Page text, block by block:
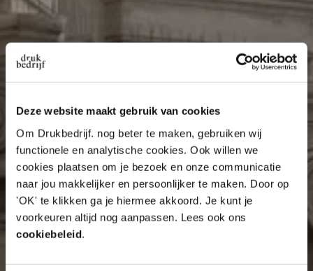
Deze website maakt gebruik van cookies
Om Drukbedrijf. nog beter te maken, gebruiken wij
functionele en analytische cookies. Ook willen we
cookies plaatsen om je bezoek en onze communicatie
naar jou makkelijker en persoonlijker te maken. Door op
'OK' te klikken ga je hiermee akkoord. Je kunt je
voorkeuren altijd nog aanpassen. Lees ook ons
cookiebeleid.
10% korting op je
eerste order?